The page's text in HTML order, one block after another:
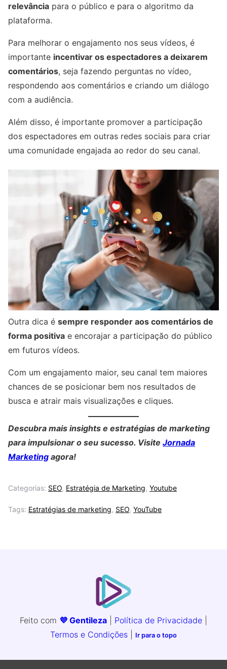
relevância para o público e para o algoritmo da
plataforma.
Para melhorar o engajamento nos seus vídeos, é
importante incentivar os espectadores a deixarem
comentários, seja fazendo perguntas no vídeo,
respondendo aos comentários e criando um diálogo
com a audiência.
Além disso, é importante promover a participação
dos espectadores em outras redes sociais para criar
uma comunidade engajada ao redor do seu canal.
Outra dica é sempre responder aos comentários de
forma positiva e encorajar a participação do público
em futuros vídeos.
Com um engajamento maior, seu canal tem maiores
chances de se posicionar bem nos resultados de
busca e atrair mais visualizações e cliques.
Descubra mais insights e estratégias de marketing
para impulsionar o seu sucesso. Visite Jornada
Marketing agora!
Categorias: SEO, Estratégia de Marketing, Youtube
Tags: Estratégias de marketing, SEO, YouTube
Feito com 💜 Gentileza Política de Privacidade
Termos e Condições
Ir para o topo